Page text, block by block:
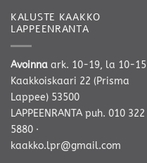
KALUSTE KAAKKO
LAPPEENRANTA
Avoinna ark. 10-19, la 10-15
Kaakkoiskaari 22 (Prisma
Lappee) 53500
LAPPEENRANTA puh. 010 322
5880 ·
kaakko.lpr@gmail.com